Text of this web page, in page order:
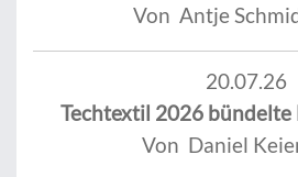
Von Antje
20.07.26
Techtextil 2026
Von Daniel